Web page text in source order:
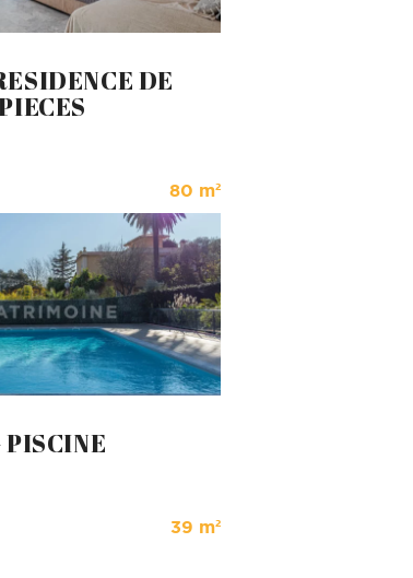
DE
80 m²
PISCINE
39 m²